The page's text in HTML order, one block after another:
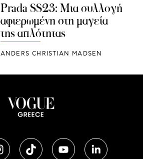
Prada SS23: Μια συλλογή
αφιερωμένη στη μαγεία
της απλότητας
ANDERS CHRISTIAN MADSEN